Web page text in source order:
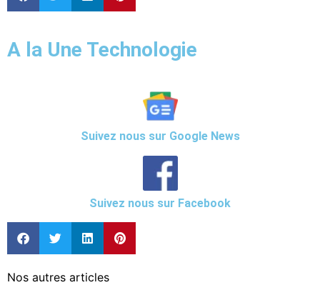
A la Une Technologie
Suivez nous sur Google News
Suivez nous sur Facebook
Nos autres articles